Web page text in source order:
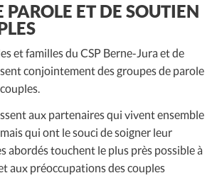
PAROLE ET DE SOUTIEN
et familles du CSP Berne-Jura et de
conjointement des groupes de parole
aux partenaires qui vivent ensemble
qui ont le souci de soigner leur
abordés touchent le plus près possible à
aux préoccupations des couples